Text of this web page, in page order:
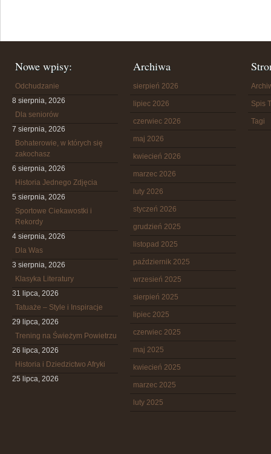
Nowe wpisy:
Odchudzanie
8 sierpnia, 2026
Dla seniorów
7 sierpnia, 2026
Bohaterowie, w których się
zakochasz
6 sierpnia, 2026
Historia Jednego Zdjęcia
5 sierpnia, 2026
Sportowe Ciekawostki i
Rekordy
4 sierpnia, 2026
Dla Was
3 sierpnia, 2026
Klasyka Literatury
31 lipca, 2026
Tatuaże – Style i Inspiracje
29 lipca, 2026
Trening na Świeżym Powietrzu
26 lipca, 2026
Historia i Dziedzictwo Afryki
25 lipca, 2026
Archiwa
sierpień 2026
lipiec 2026
czerwiec 2026
maj 2026
kwiecień 2026
marzec 2026
luty 2026
styczeń 2026
grudzień 2025
listopad 2025
październik 2025
wrzesień 2025
sierpień 2025
lipiec 2025
czerwiec 2025
maj 2025
kwiecień 2025
marzec 2025
luty 2025
Spis
Tagi